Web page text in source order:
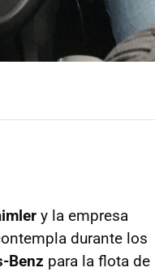
y la empresa
durante los
Benz para la flota de